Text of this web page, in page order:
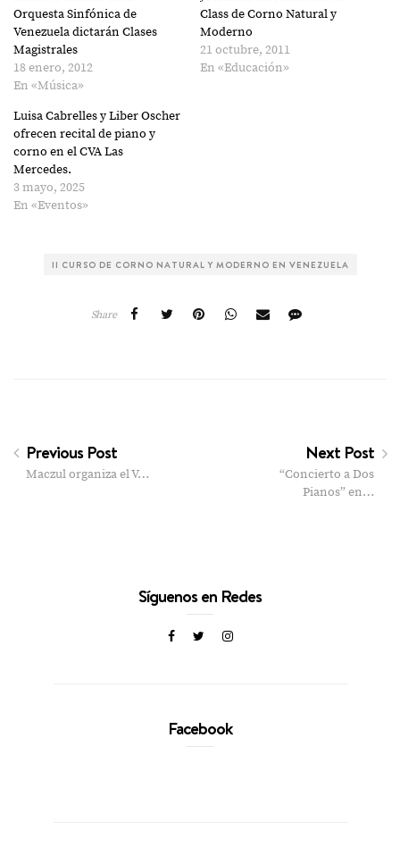
Orquesta Sinfónica de
Venezuela dictarán Clases
Magistrales
18 enero, 2012
En «Música»
Class de Corno Natural y
Moderno
21 octubre, 2011
En «Educación»
Luisa Cabrelles y Liber Oscher
ofrecen recital de piano y
corno en el CVA Las
Mercedes.
3 mayo, 2025
En «Eventos»
II CURSO DE CORNO NATURAL Y MODERNO EN VENEZUELA
Share
Previous Post
Maczul organiza el V…
Next Post
“Concierto a Dos
Pianos” en…
Síguenos en Redes
Facebook